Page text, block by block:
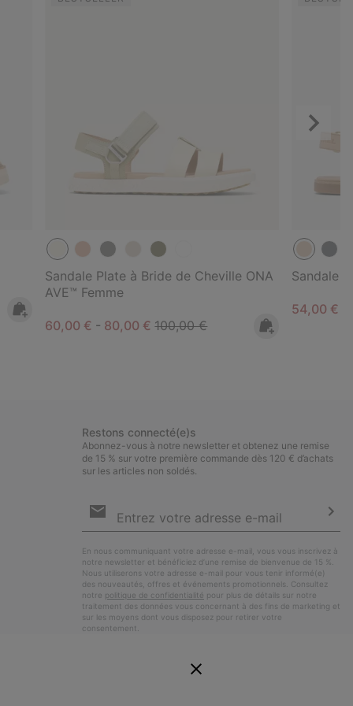
Sandale Plate à Bride de Cheville ONA
AVE™ Femme
Minimum sale price:
60,00 € - Maximum sale price:
80,00 €Regular price:
100,00 €
Sandale
Minimum
54,00 €
Suivant
Restons connecté(e)s
Abonnez-vous à notre newsletter et obtenez une remise
de 15 % sur votre première commande dès 120 € d’achats
sur les articles non soldés.
par
En nous communiquant votre adresse e-mail, vous vous inscrivez à
notre newsletter et bénéficiez d’une remise de bienvenue de 15 %.
Nous utiliserons votre adresse e-mail pour vous tenir informé(e)
des nouveautés, offres et événements promotionnels. Consultez
notre politique de confidentialité pour plus de détails sur notre
traitement des données vous concernant à des fins de marketing et
sur les moyens dont vous disposez pour retirer votre
consentement.